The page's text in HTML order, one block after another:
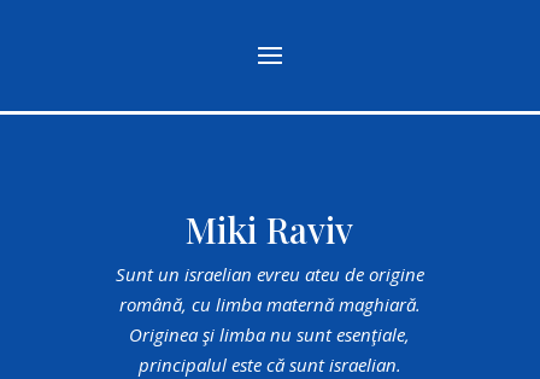
Miki Raviv
Sunt un israelian evreu ateu de origine
română, cu limba maternă maghiară.
Originea şi limba nu sunt esenţiale,
principalul este că sunt israelian.